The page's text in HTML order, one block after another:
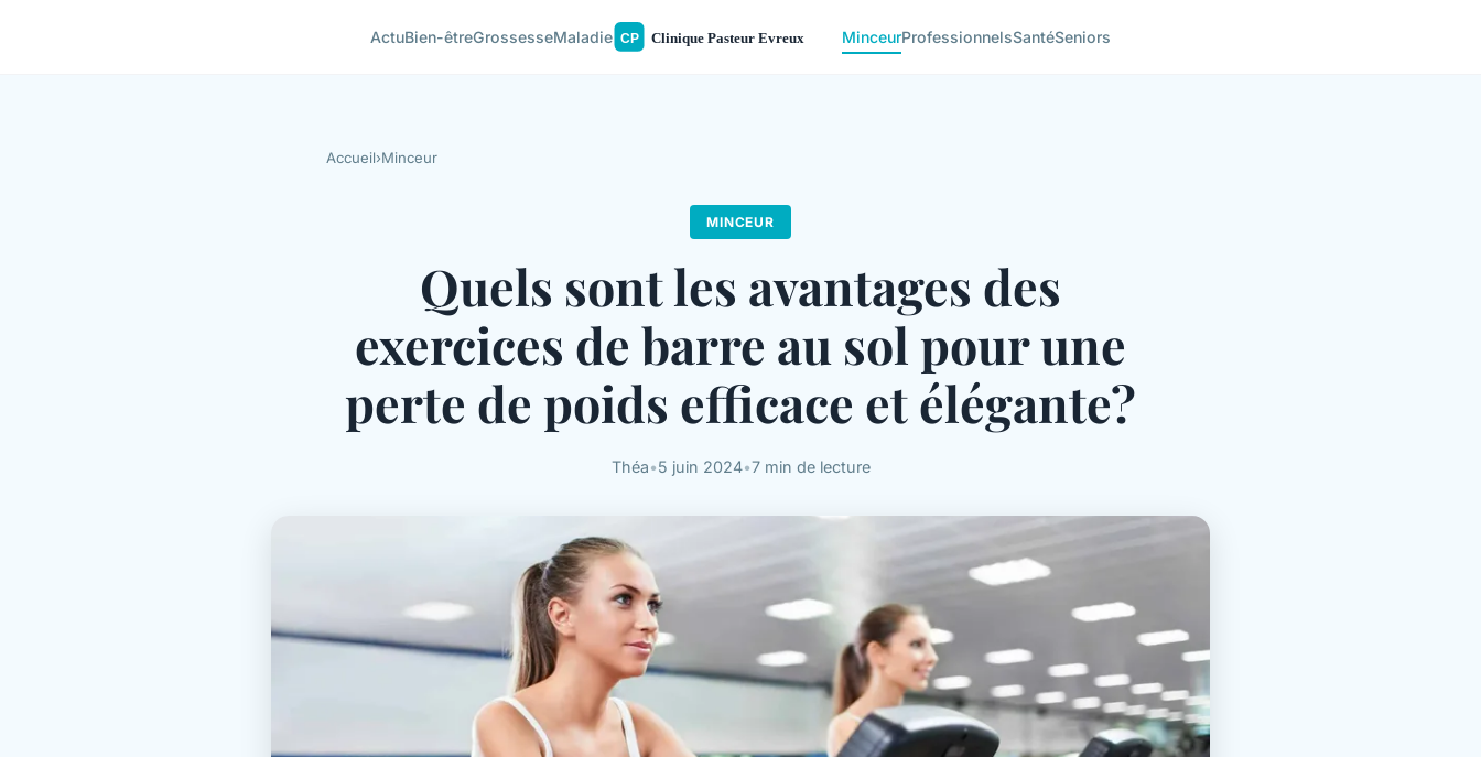
ActuBien-êtreGrossesseMaladie MinceurProfessionnelsSantéSeniors
Accueil›Minceur
MINCEUR
Quels sont les avantages des
exercices de barre au sol pour une
perte de poids efficace et élégante?
Théa•5 juin 2024•7 min de lecture